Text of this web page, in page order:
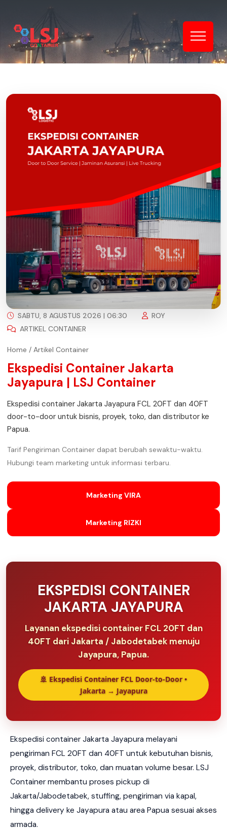
SABTU, 8 AGUSTUS 2026 | 06:30
ROY
ARTIKEL CONTAINER
Home / Artikel Container
Ekspedisi Container Jakarta
Jayapura | LSJ Container
Ekspedisi container Jakarta Jayapura FCL 20FT dan 40FT
door-to-door untuk bisnis, proyek, toko, dan distributor ke
Papua.
Tarif Pengiriman Container dapat berubah sewaktu-waktu.
Hubungi team marketing untuk informasi terbaru.
Marketing VIRA
Marketing RIZKI
EKSPEDISI CONTAINER
JAKARTA JAYAPURA
Layanan ekspedisi container FCL 20FT dan
40FT dari Jakarta / Jabodetabek menuju
Jayapura, Papua.
🚢 Ekspedisi Container FCL Door-to-Door •
Jakarta → Jayapura
Ekspedisi container Jakarta Jayapura melayani
pengiriman FCL 20FT dan 40FT untuk kebutuhan bisnis,
proyek, distributor, toko, dan muatan volume besar. LSJ
Container membantu proses pickup di
Jakarta/Jabodetabek, stuffing, pengiriman via kapal,
hingga delivery ke Jayapura atau area Papua sesuai akses
armada.